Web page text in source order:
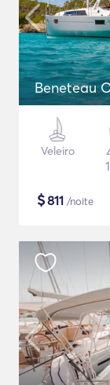
Beneteau
Veleiro
$811 /noite